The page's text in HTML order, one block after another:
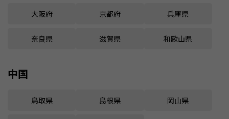
大阪府 京都府 兵庫県
奈良県 滋賀県 和歌山県
中国
鳥取県 島根県 岡山県